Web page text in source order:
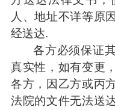
人、地址不详等原
经送达.
各方必须保证
真实性，如有变更
各方，因乙方或丙
法院的文件无法送